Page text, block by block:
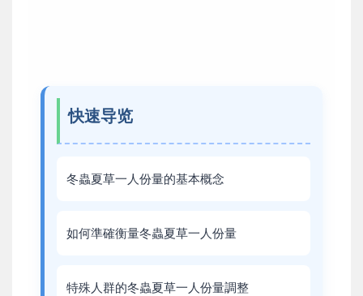
快速导览
冬蟲夏草一人份量的基本概念
如何準確衡量冬蟲夏草一人份量
特殊人群的冬蟲夏草一人份量調整